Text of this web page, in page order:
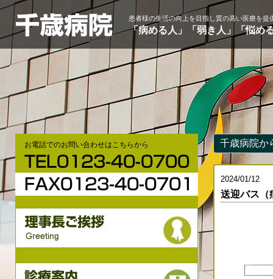
患者様の生活の向上を目指し質の高い医療を提
「病める人」「弱き人」「悩め
お電話でのお問い合わせはこちらから 千歳病院か
2024/01/12
送迎バス（